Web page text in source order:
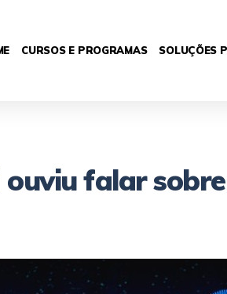
CURSOS E PROGRAMAS SOLUÇÕES
ouviu falar